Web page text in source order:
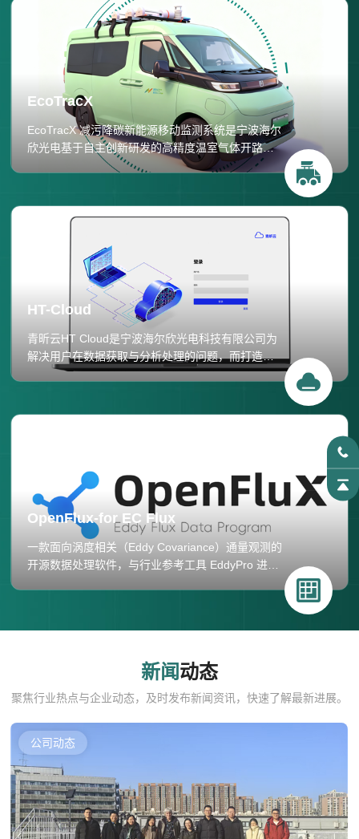
EcoTracX
EcoTracX 减污降碳新能源移动监测系统是宁波海尔
欣光电基于自主创新研发的高精度温室气体开路分
析仪开发的完整溯源监测解决方案。系统采用量子
式，结合GPS定位和气象数据，运用高斯羽流扩散
反演模型，实现大气氨及温室气体排放源的精准溯
源与排放强度定量评估，为农业、工业及环保领域
减污降碳提供科学数据支撑。
HT-Cloud
青昕云HT Cloud是宁波海尔欣光电科技有限公司为
解决用户在数据获取与分析处理的问题，而打造的
一款高效数据服务平台。我们专注于提供站点数据
OpenFlux-for EC Flux
一款面向涡度相关（Eddy Covariance）通量观测的
开源数据处理软件，与行业参考工具 EddyPro 进行
新闻动态
聚焦行业热点与企业动态，及时发布新闻资讯，快速了解最新进展。
公司动态